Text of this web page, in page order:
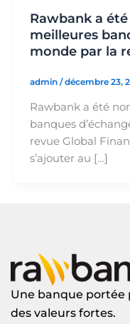
Rawbank a
meilleures
monde par la
admin /décembre 23,
Rawbank a été
banques
revue Global
s’ajouter au […]
Une banque portée
des valeurs fortes.